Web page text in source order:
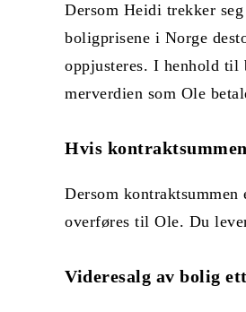
Dersom Heidi trekker
boligprisene i Norge
oppjusteres. I henhold til
merverdien som Ole
Hvis
Dersom
overføres til Ole. Du
Videresalg av bolig